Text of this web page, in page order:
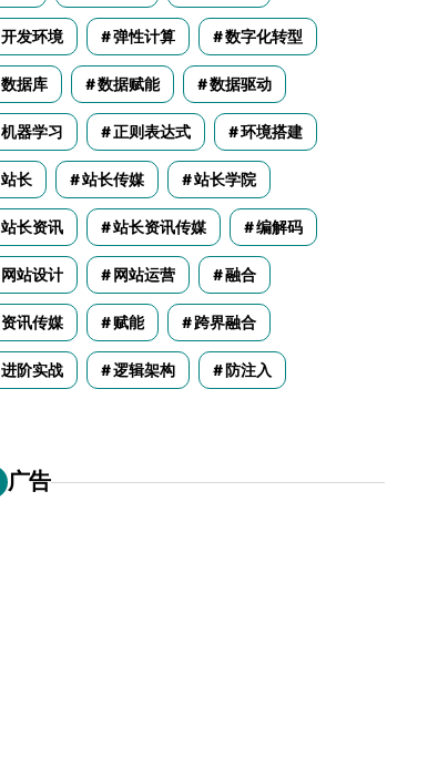
开发环境 弹性计算 数字化转型
数据库 数据赋能 数据驱动
机器学习 正则表达式 环境搭建
站长 站长传媒 站长学院
站长资讯 站长资讯传媒 编解码
网站设计 网站运营 融合
资讯传媒 赋能 跨界融合
进阶实战 逻辑架构 防注入
广告